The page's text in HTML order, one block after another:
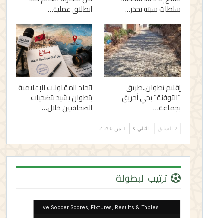
سلطات سبتة تحذر… انطلاق عملية…
إقليم تطوان..طريق
“التوفنة” بحي أحريق
بجماعة…
اتحاد المقاولات الإعلامية
بتطوان يشيد بتضحيات
الصحافيين خلال…
السابق التالي 1 من 2٬200
ترتيب البطولة